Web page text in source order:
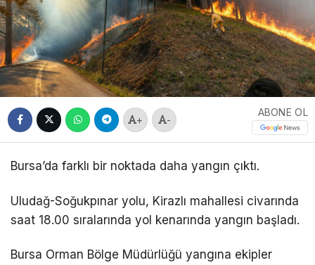
+ -
ABONE OL
Bursa’da farklı bir noktada daha yangın çıktı.
Uludağ-Soğukpınar yolu, Kirazlı mahallesi civarında
saat 18.00 sıralarında yol kenarında yangın başladı.
Bursa Orman Bölge Müdürlüğü yangına ekipler